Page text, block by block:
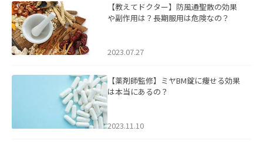
【教えてドクター】防風通聖散の効果
や副作用は？長期服用は危険なの？
2023.07.27
【薬剤師監修】ミヤBM錠に痩せる効果
は本当にあるの？
2023.11.10